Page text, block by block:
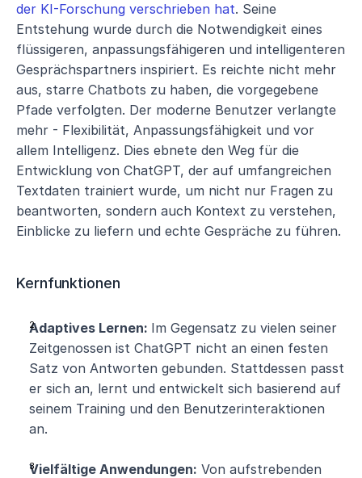
der KI-Forschung verschrieben hat. Seine
Entstehung wurde durch die Notwendigkeit eines
flüssigeren, anpassungsfähigeren und intelligenteren
Gesprächspartners inspiriert. Es reichte nicht mehr
aus, starre Chatbots zu haben, die vorgegebene
Pfade verfolgten. Der moderne Benutzer verlangte
mehr - Flexibilität, Anpassungsfähigkeit und vor
allem Intelligenz. Dies ebnete den Weg für die
Entwicklung von ChatGPT, der auf umfangreichen
Textdaten trainiert wurde, um nicht nur Fragen zu
beantworten, sondern auch Kontext zu verstehen,
Einblicke zu liefern und echte Gespräche zu führen.
Kernfunktionen
Adaptives Lernen: Im Gegensatz zu vielen seiner
Zeitgenossen ist ChatGPT nicht an einen festen
Satz von Antworten gebunden. Stattdessen passt
er sich an, lernt und entwickelt sich basierend auf
seinem Training und den Benutzerinteraktionen
an.
Vielfältige Anwendungen: Von aufstrebenden